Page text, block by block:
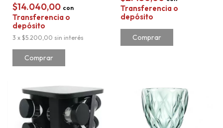
$14.040,00 con
Transferencia o
depósito
3 x $5.200,00 sin interés
Transferencia o
depósito